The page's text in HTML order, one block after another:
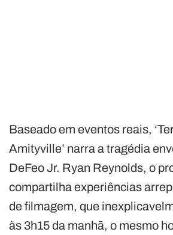
Baseado em eventos reais,
Amityville’ narra a tragédia
DeFeo Jr. Ryan Reynolds, o
compartilha experiências
de filmagem, que
às 3h15 da manhã, o mesmo